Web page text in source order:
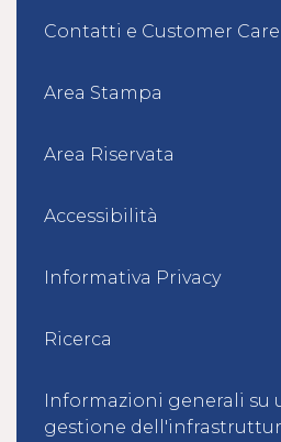
Contatti e Customer Care
Area Stampa
Area Riservata
Accessibilità
Informativa Privacy
Ricerca
Informazioni generali su
gestione